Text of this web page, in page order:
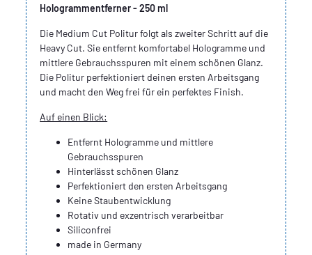
Hologrammentferner - 250 ml
Die Medium Cut Politur folgt als zweiter Schritt auf die
Heavy Cut. Sie entfernt komfortabel Hologramme und
mittlere Gebrauchsspuren mit einem schönen Glanz.
Die Politur perfektioniert deinen ersten Arbeitsgang
und macht den Weg frei für ein perfektes Finish.
Auf einen Blick:
Entfernt Hologramme und mittlere
Gebrauchsspuren
Hinterlässt schönen Glanz
Perfektioniert den ersten Arbeitsgang
Keine Staubentwicklung
Rotativ und exzentrisch verarbeitbar
Siliconfrei
made in Germany